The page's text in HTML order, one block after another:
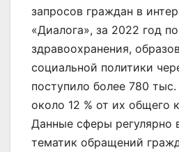
запросов граждан в
«Диалога», за 2022 год
здравоохранения,
социальной политики
поступило более 780
около 12 % от их общего
Данные сферы регулярно
тематик обращений